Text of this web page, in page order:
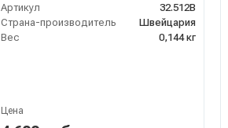
Артикул
32.512B
Страна-производитель
Швейцария
Вес
0,144 кг
Цена